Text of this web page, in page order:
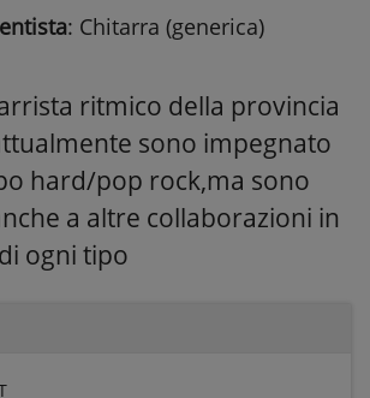
: Chitarra (generica)
ritmico della provincia
sono impegnato
hard/pop rock,ma sono
a altre collaborazioni in
ogni tipo